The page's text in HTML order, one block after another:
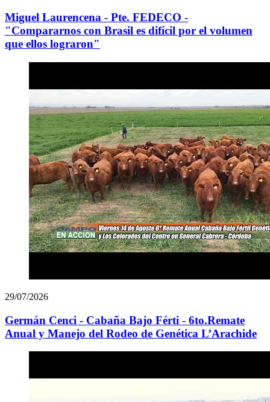
Miguel Laurencena - Pte. FEDECO -
"Compararnos con Brasil es difícil por el volumen
que ellos lograron"
29/07/2026
Germán Cenci - Cabaña Bajo Férti - 6to.Remate
Anual y Manejo del Rodeo de Genética L’Arachide